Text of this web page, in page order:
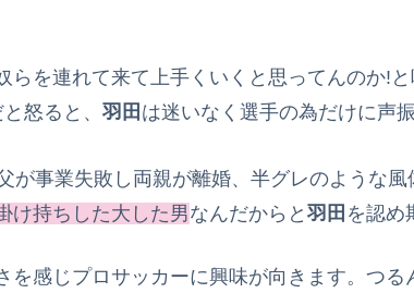
を連れて来て上手くいくと思ってんのか!と
怒ると、 羽田 は迷いなく選手の為だけに声
が事業失敗し両親が離婚、半グレのような
け持ちした大した男なんだからと 羽田 を認め
を感じプロサッカーに興味が向きます。つる